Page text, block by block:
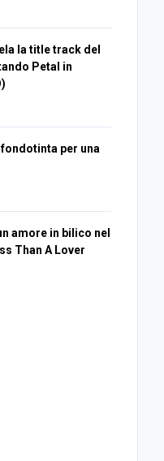
la title track del
Petal in
per una
amore in bilico nel
Than A Lover